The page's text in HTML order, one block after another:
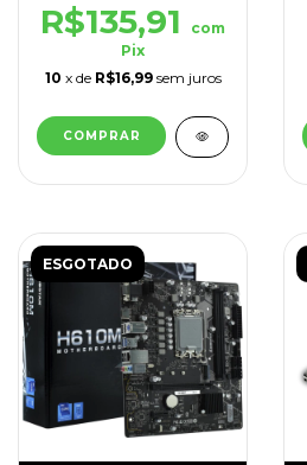
R$135,91
com
Pix
10 x de R$16,99 sem juros
ESGOTADO